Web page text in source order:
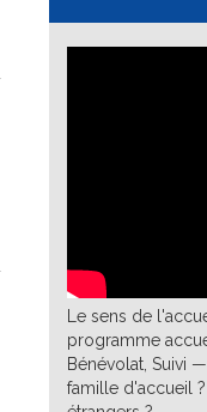
Le sens de
programme
Bénévolat, Suivi
famille d'accueil